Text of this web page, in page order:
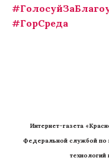
#ГорСреда
Интернет-газета
Федеральной службой по